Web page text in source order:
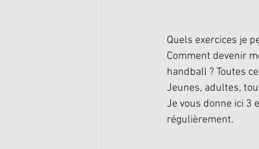
Quels exercices je
Comment devenir
handball ? Toutes
Jeunes, adultes,
Je vous donne ici 3
régulièrement.